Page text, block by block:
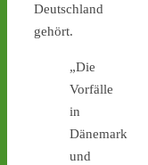
Deutschland
gehört.
„Die
Vorfälle
in
Dänemark
und